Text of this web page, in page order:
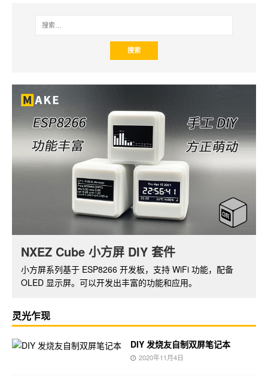
NXEZ Cube 小方屏 DIY 套件
小方屏系列基于 ESP8266 开发板，支持 WiFi 功能，配备
OLED 显示屏。可以开发出丰富的功能和应用。
树莓派摄像头套件
基于树莓派 ZERO W，带红外夜视功能的摄像头套件。通过
软件可实现视频的实时监控和无线传输。
灵光乍现
DIY 发烧友自制双屏笔记本
2020年11月4日